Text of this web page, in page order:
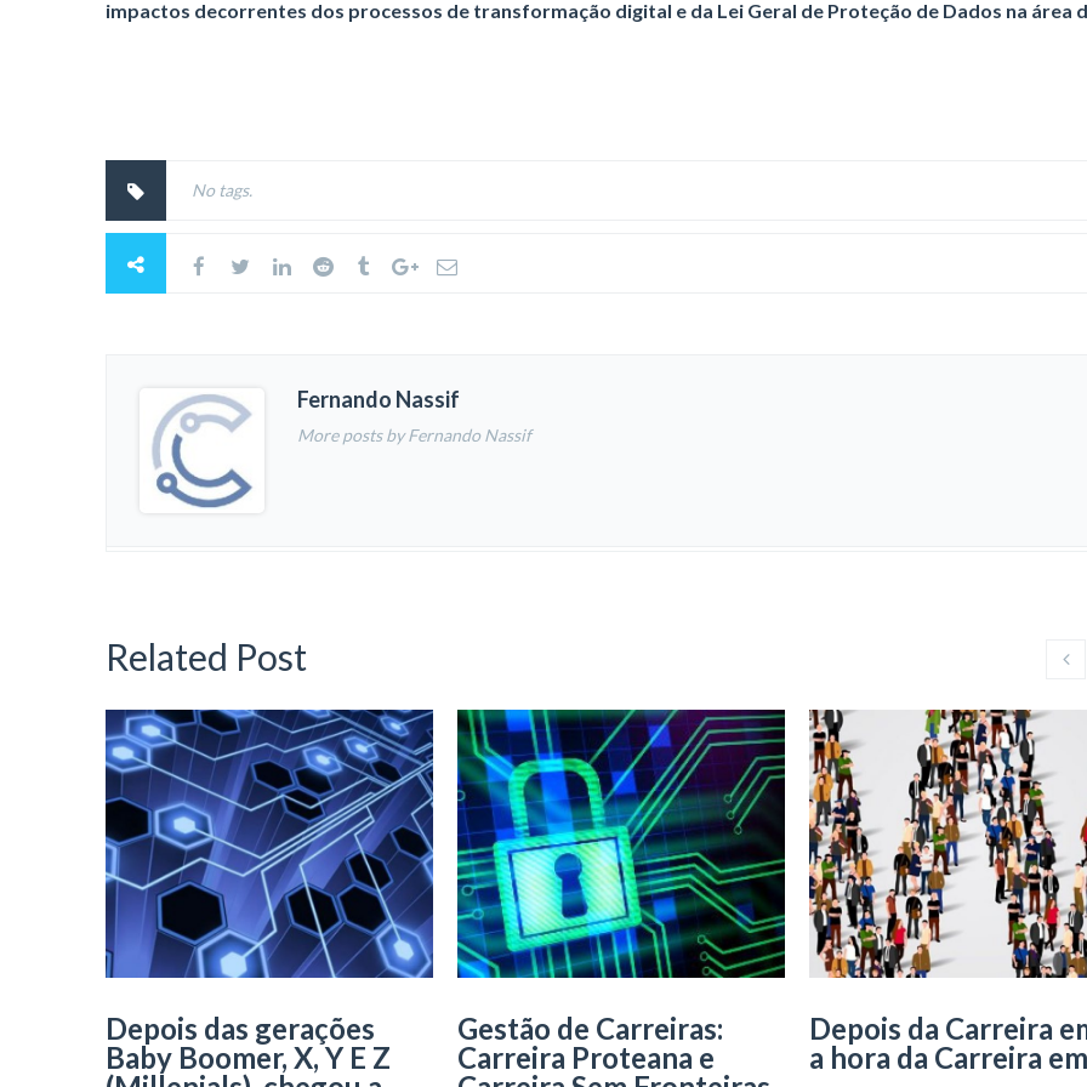
impactos decorrentes dos processos de transformação digital e da Lei Geral de Proteção de Dados na área
No tags.
Fernando Nassif
More posts by Fernando Nassif
Related Post
Depois das gerações
Baby Boomer, X, Y E Z
Gestão de Carreiras:
Carreira Proteana e
Depois da Carreira
a hora da Carreira